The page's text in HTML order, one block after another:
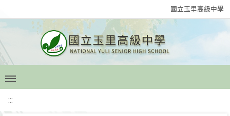
國立玉里高級中學
:::